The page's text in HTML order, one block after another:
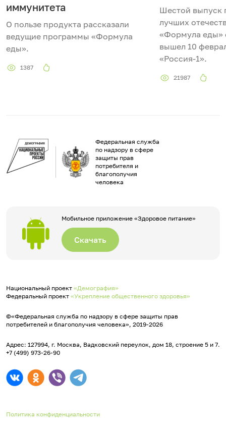
иммунитета
О пользе продукта рассказали
ведущие программы «Формула
еды».
1387
Шестой выпуск
лучших
«Формула еды»
вышел 10
«Россия-1».
21987
Федеральная служба
по надзору в сфере
защиты прав
потребителя и
благополучия
человека
Мобильное приложение «Здоровое питание»
Скачать
Национальный проект «Демография»
Федеральный проект «Укрепление общественного здоровья»
©«Федеральная служба по надзору в сфере защиты прав
потребителей и благополучия человека», 2019-2026
Адрес: 127994, г. Москва, Вадковский переулок, дом 18, строение 5 и 7.
+7 (499) 973-26-90
Политика конфиденциальности